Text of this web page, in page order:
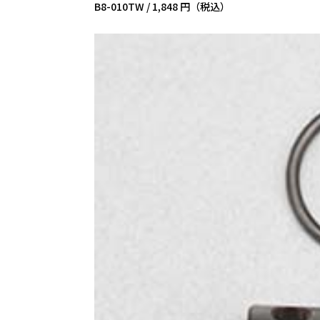
B8-010TW / 1,848 円（税込）